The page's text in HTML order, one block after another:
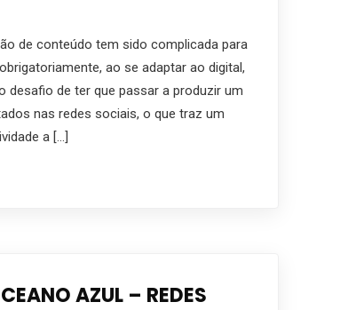
de conteúdo tem sido complicada para
ao se adaptar ao digital,
de ter que passar a produzir um
nas redes sociais, o que traz um
a […]
AZUL – REDES